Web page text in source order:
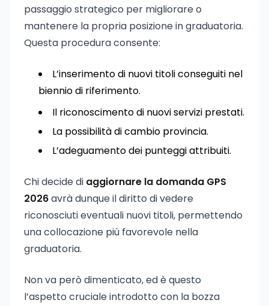
passaggio strategico per migliorare o
mantenere la propria posizione in graduatoria.
Questa procedura consente:
L’inserimento di nuovi titoli conseguiti nel
biennio di riferimento.
Il riconoscimento di nuovi servizi prestati.
La possibilità di cambio provincia.
L’adeguamento dei punteggi attribuiti.
Chi decide di aggiornare la domanda GPS
2026avrà dunque il diritto di vedere
riconosciuti eventuali nuovi titoli, permettendo
una collocazione più favorevole nella
graduatoria.
Non va però dimenticato, ed è questo
l’aspetto cruciale introdotto con la bozza